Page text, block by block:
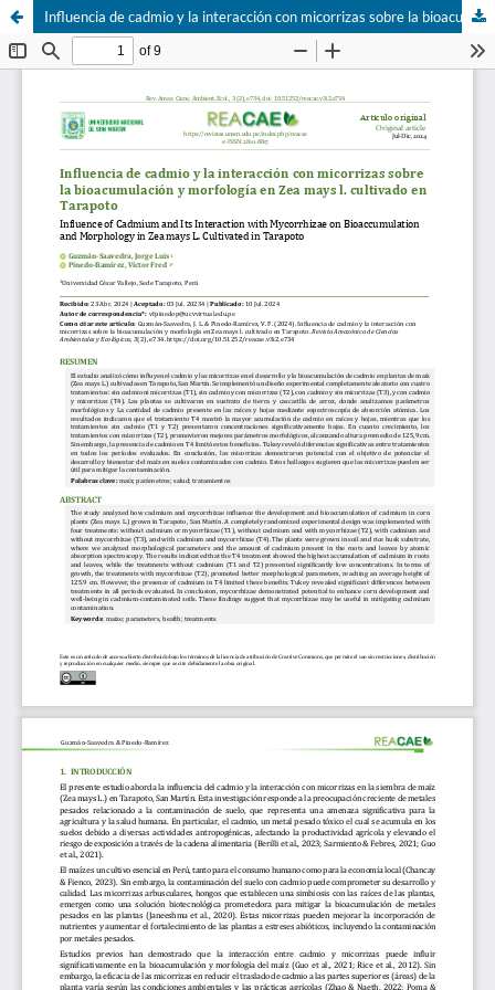
Influencia de cadmio y la interacción con micorrizas sobre la bioacumulación y morfología en Zea mays l. cultivado en Tarapoto